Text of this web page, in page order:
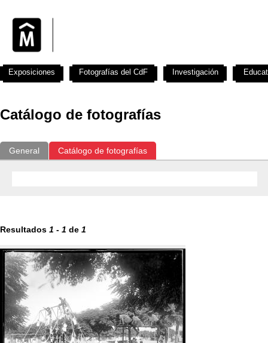
Catálogo de fotografías
General Catálogo de fotografías
Resultados 1 - 1 de 1
Exposiciones Fotografías del CdF Investigación